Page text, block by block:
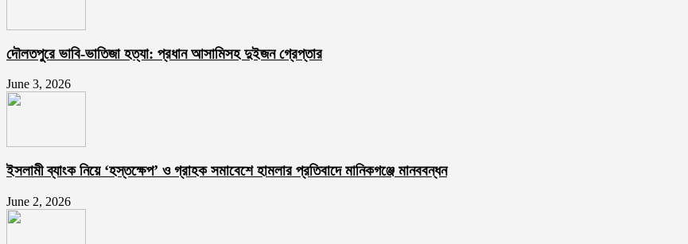
দৌলতপুরে ভাবি-ভাতিজা হত্যা: প্রধান আসামিসহ দুইজন গ্রেপ্তার
June 3, 2026
ইসলামী ব্যাংক নিয়ে ‘হস্তক্ষেপ’ ও গ্রাহক সমাবেশে হামলার প্রতিবাদে মানিকগঞ্জে মানববন্ধন
June 2, 2026